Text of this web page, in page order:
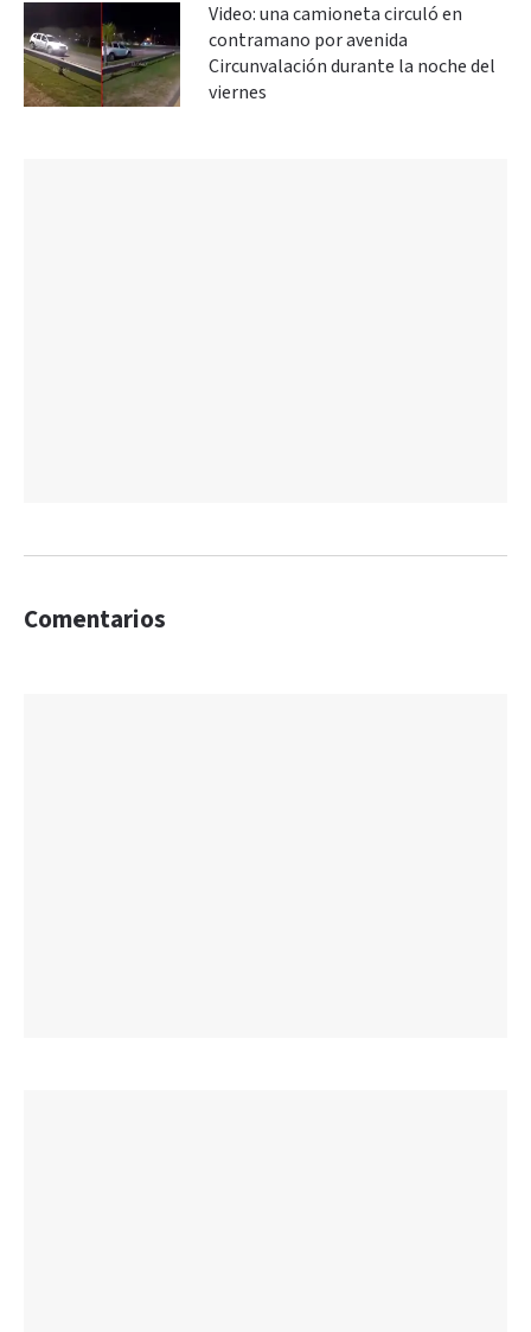
Video: una camioneta circuló en
contramano por avenida
Circunvalación durante la noche del
viernes
Comentarios